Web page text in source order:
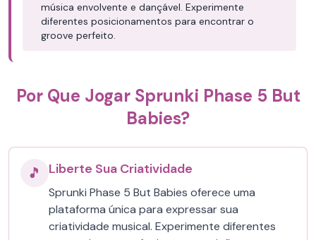
música envolvente e dançável. Experimente
diferentes posicionamentos para encontrar o
groove perfeito.
Por Que Jogar Sprunki Phase 5 But
Babies?
🎵 Liberte Sua Criatividade
Sprunki Phase 5 But Babies oferece uma
plataforma única para expressar sua
criatividade musical. Experimente diferentes